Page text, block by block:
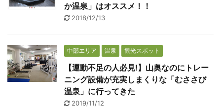
か温泉」はオススメ！！
2018/12/13
中部エリア 温泉 観光スポット
【運動不足の人必見!】山奥なのにトレー
ニング設備が充実しまくりな「むささび
温泉」に行ってきた
2019/11/12